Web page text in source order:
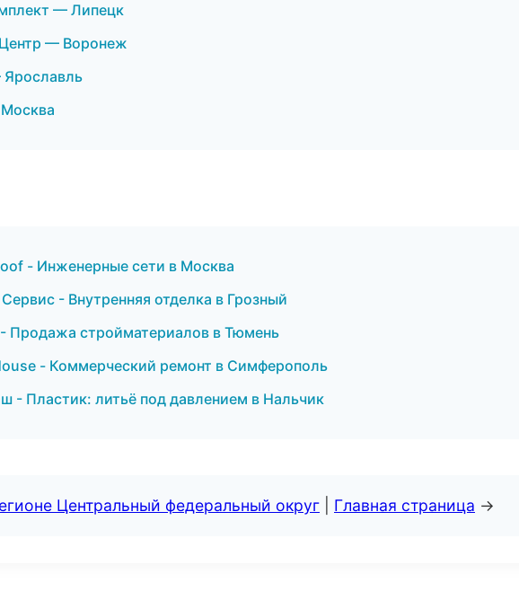
— Липецк
— Воронеж
- Инженерные сети в Москва
- Внутренняя отделка в Грозный
Продажа стройматериалов в Тюмень
- Коммерческий ремонт в Симферополь
- Пластик: литьё под давлением в Нальчик
Центральный федеральный округ Главная страница →